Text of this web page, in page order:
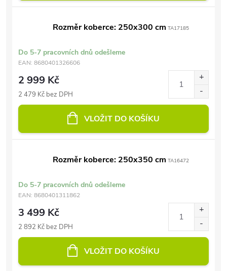
Rozměr koberce: 250x300 cm TA17185
Do 5-7 pracovních dnů odešleme
EAN: 8680401326606
2 999 Kč
2 479 Kč bez DPH
VLOŽIT DO KOŠÍKU
Rozměr koberce: 250x350 cm TA16472
Do 5-7 pracovních dnů odešleme
EAN: 8680401311862
3 499 Kč
2 892 Kč bez DPH
VLOŽIT DO KOŠÍKU